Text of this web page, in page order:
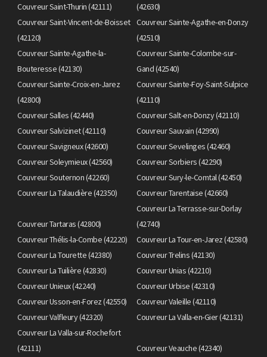
Couvreur Saint-Thurin (42111)
(42630)
Couvreur Saint-Vincent-de-Boisset
(42120)
Couvreur Sainte-Agathe-en-Donzy
(42510)
Couvreur Sainte-Agathe-la-
Bouteresse (42130)
Couvreur Sainte-Colombe-sur-
Gand (42540)
Couvreur Sainte-Croix-en-Jarez
(42800)
Couvreur Sainte-Foy-Saint-Sulpice
(42110)
Couvreur Salles (42440)
Couvreur Salt-en-Donzy (42110)
Couvreur Salvizinet (42110)
Couvreur Sauvain (42990)
Couvreur Savigneux (42600)
Couvreur Sevelinges (42460)
Couvreur Soleymieux (42560)
Couvreur Sorbiers (42290)
Couvreur Souternon (42260)
Couvreur Sury-le-Comtal (42450)
Couvreur La Talaudière (42350)
Couvreur Tarentaise (42660)
Couvreur Tartaras (42800)
Couvreur La Terrasse-sur-Dorlay
(42740)
Couvreur Thélis-la-Combe (42220)
Couvreur La Tour-en-Jarez (42580)
Couvreur La Tourette (42380)
Couvreur Trelins (42130)
Couvreur La Tuilière (42830)
Couvreur Unias (42210)
Couvreur Unieux (42240)
Couvreur Urbise (42310)
Couvreur Usson-en-Forez (42550)
Couvreur Valeille (42110)
Couvreur Valfleury (42320)
Couvreur La Valla-en-Gier (42131)
Couvreur La Valla-sur-Rochefort
(42111)
Couvreur Veauche (42340)